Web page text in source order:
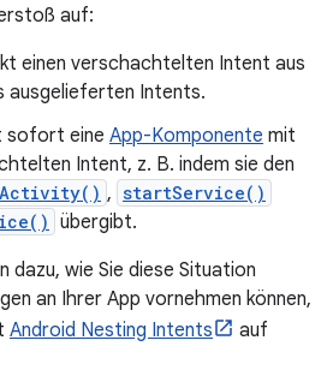
auf:
einen verschachtelten Intent aus
ausgelieferten Intents.
sofort eine App-Komponente mit
Intent, z. B. indem sie den
, startService()
übergibt.
dazu, wie Sie diese Situation
an Ihrer App vornehmen können,
Android Nesting Intents
auf